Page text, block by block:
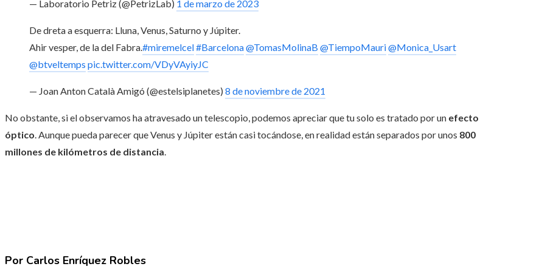
— Laboratorio Petriz (@PetrizLab) 1 de marzo de 2023
De dreta a esquerra: Lluna, Venus, Saturno y Júpiter.
Ahir vesper, de la del Fabra.#miremelcel#Barcelona@TomasMolinaB @TiempoMauri@Monica_Usart
@btveltemps pic.twitter.com/VDyVAyiyJC
— Joan Anton Català Amigó (@estelsiplanetes) 8 de noviembre de 2021
No obstante, si el observamos ha atravesado un telescopio, podemos apreciar que tu solo es tratado por un efecto
óptico. Aunque pueda parecer que Venus y Júpiter están casi tocándose, en realidad están separados por unos 800
millones de kilómetros de distancia.
Por Carlos Enríquez Robles